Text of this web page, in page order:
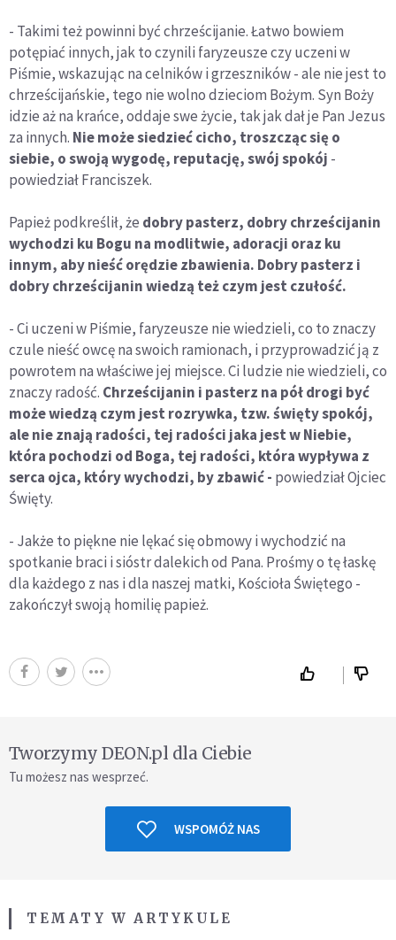
- Takimi też powinni być chrześcijanie. Łatwo bowiem
potępiać innych, jak to czynili faryzeusze czy uczeni w
Piśmie, wskazując na celników i grzeszników - ale nie jest to
chrześcijańskie, tego nie wolno dzieciom Bożym. Syn Boży
idzie aż na krańce, oddaje swe życie, tak jak dał je Pan Jezus
za innych. Nie może siedzieć cicho, troszcząc się o
siebie, o swoją wygodę, reputację, swój spokój -
powiedział Franciszek.
Papież podkreślił, że dobry pasterz, dobry chrześcijanin
wychodzi ku Bogu na modlitwie, adoracji oraz ku
innym, aby nieść orędzie zbawienia. Dobry pasterz i
dobry chrześcijanin wiedzą też czym jest czułość.
- Ci uczeni w Piśmie, faryzeusze nie wiedzieli, co to znaczy
czule nieść owcę na swoich ramionach, i przyprowadzić ją z
powrotem na właściwe jej miejsce. Ci ludzie nie wiedzieli, co
znaczy radość. Chrześcijanin i pasterz na pół drogi być
może wiedzą czym jest rozrywka, tzw. święty spokój,
ale nie znają radości, tej radości jaka jest w Niebie,
która pochodzi od Boga, tej radości, która wypływa z
serca ojca, który wychodzi, by zbawić - powiedział Ojciec
Święty.
- Jakże to piękne nie lękać się obmowy i wychodzić na
spotkanie braci i sióstr dalekich od Pana. Prośmy o tę łaskę
dla każdego z nas i dla naszej matki, Kościoła Świętego -
zakończył swoją homilię papież.
Tworzymy DEON.pl dla Ciebie
Tu możesz nas wesprzeć.
WSPOMÓŻ NAS
TEMATY W ARTYKULE